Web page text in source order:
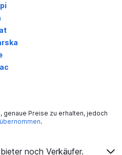
genaue Preise zu erhalten, jedoch
.
noch Verkäufer.